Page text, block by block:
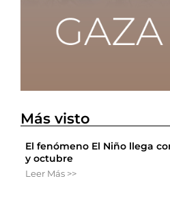
Más visto
El fenómeno El Niño llega
y octubre
Leer Más >>